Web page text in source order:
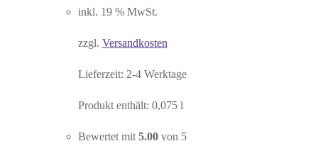
inkl. 19 % MwSt.
zzgl. Versandkosten
Lieferzeit: 2-4 Werktage
Produkt enthält: 0,075 l
Bewertet mit 5.00von 5